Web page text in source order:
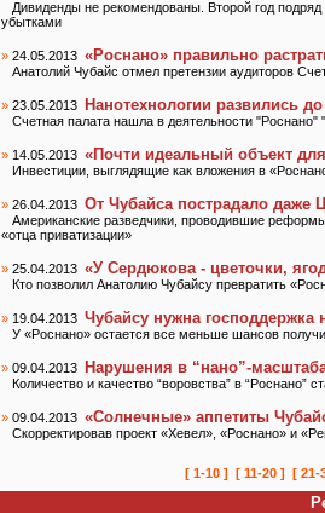
Дивиденды не рекомендованы. Второй год
убытками
» 24.05.2013 «Роснано» правильно
Анатолий Чубайс отмел претензии аудиторов
» 23.05.2013 Нанотехнологии развились
Счетная палата нашла в деятельности
» 14.05.2013 «Почти идеальный объект
Инвестиции, выглядящие как вложения в
» 26.04.2013 От Чубайса пострадало даже
Американские разведчики, проводившие
«отца приватизации»
» 25.04.2013 «У Сердюкова - цветочки,
Кто позволил Анатолию Чубайсу превратить
» 19.04.2013 Чубайсу нужна господдержка
У «Роснано» остается все меньше шансов
» 09.04.2013 Нарушения в “нано”-
Количество и качество “воровства” в “Роснано”
» 09.04.2013 «Солнечные» аппетиты
Скорректировав проект «Хевел», «Роснано» и
[ 1-10 ] [ 11-20 ] [ 21-